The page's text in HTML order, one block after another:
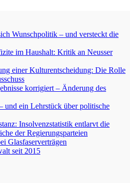
Wunschpolitik – und versteckt die
im Haushalt: Kritik an Neusser
einer Kulturentscheidung: Die Rolle
korrigiert – Änderung des
und ein Lehrstück über politische
Insolvenzstatistik entlarvt die
der Regierungsparteien
Glasfaserverträgen
seit 2015